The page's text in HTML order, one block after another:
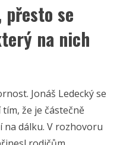
se
na nich
Jonáš Ledecký se
že je částečně
na dálku. V rozhovoru